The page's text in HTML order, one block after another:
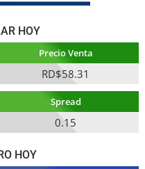
HOY
Precio Venta
RD$58.31
Spread
0.15
HOY